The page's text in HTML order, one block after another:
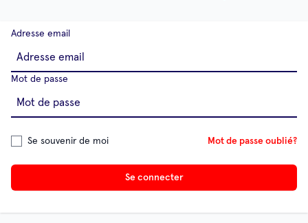
Adresse email
Mot de passe
Se souvenir de moi Mot de passe oublié?
Se connecter